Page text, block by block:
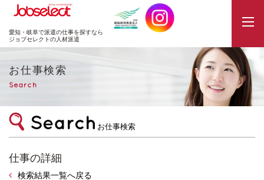
JobSelect
愛知・岐阜で派遣の仕事を探すなら
ジョブセレクトの人材派遣
お仕事検索
Search
お仕事検索
仕事の詳細
検索結果一覧へ戻る